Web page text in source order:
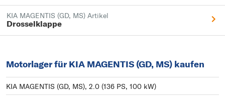
KIA MAGENTIS (GD, MS) Artikel
Drosselklappe
Motorlager für KIA MAGENTIS (GD, MS) kaufen
KIA MAGENTIS (GD, MS), 2.0 (136 PS, 100 kW)